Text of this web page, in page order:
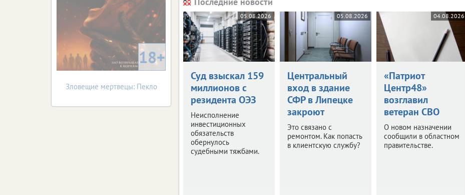
05.08.2026
Суд взыскал 159
миллионов с
резидента ОЭЗ
Неисполнение
инвестиционных
обязательств
обернулось
судебными тяжбами.
05.08.2026
Центральный
вход в здание
СФР в Липецке
закроют
Это связано с
ремонтом. Как попасть
в клиентскую службу?
04.08.2026
«Патриот
Центр48»
возглавил
ветеран СВО
О новом назначении
сообщили в областном
правительстве.
18+
Зловещие мертвецы: Пекло